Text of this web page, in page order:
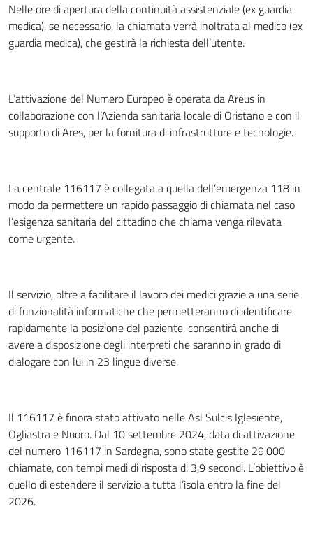
Nelle ore di apertura della continuità assistenziale (ex guardia
medica), se necessario, la chiamata verrà inoltrata al medico (ex
guardia medica), che gestirà la richiesta dell’utente.
L’attivazione del Numero Europeo è operata da Areus in
collaborazione con l’Azienda sanitaria locale di Oristano e con il
supporto di Ares, per la fornitura di infrastrutture e tecnologie.
La centrale 116117 è collegata a quella dell’emergenza 118 in
modo da permettere un rapido passaggio di chiamata nel caso
l’esigenza sanitaria del cittadino che chiama venga rilevata
come urgente.
Il servizio, oltre a facilitare il lavoro dei medici grazie a una serie
di funzionalità informatiche che permetteranno di identificare
rapidamente la posizione del paziente, consentirà anche di
avere a disposizione degli interpreti che saranno in grado di
dialogare con lui in 23 lingue diverse.
Il 116117 è finora stato attivato nelle Asl Sulcis Iglesiente,
Ogliastra e Nuoro. Dal 10 settembre 2024, data di attivazione
del numero 116117 in Sardegna, sono state gestite 29.000
chiamate, con tempi medi di risposta di 3,9 secondi. L’obiettivo è
quello di estendere il servizio a tutta l’isola entro la fine del
2026.